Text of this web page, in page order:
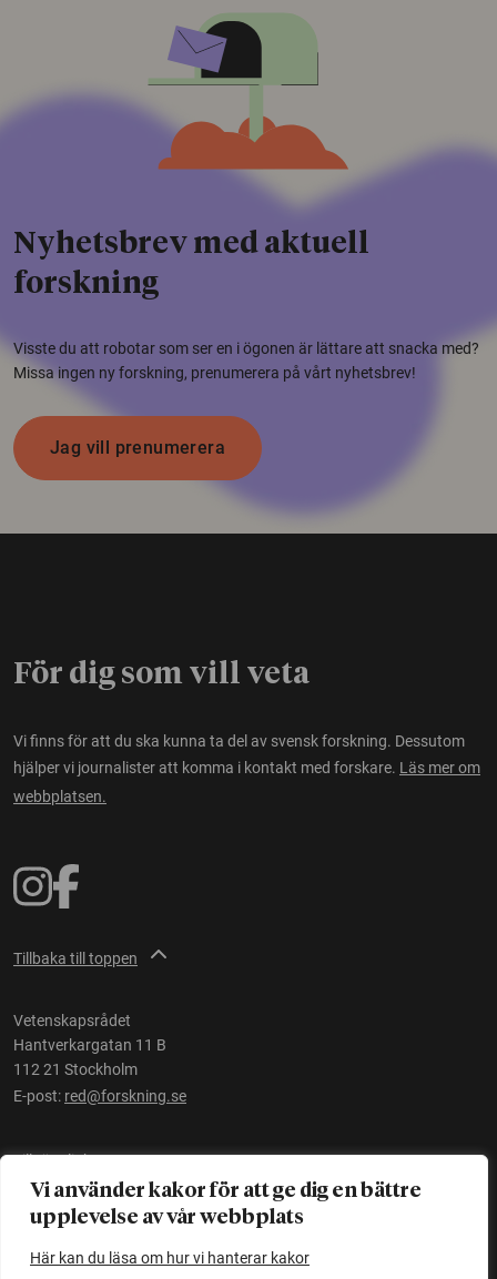
Vi använder kakor för att ge dig en bättre
upplevelse av vår webbplats
Här kan du läsa om hur vi hanterar kakor
Nyhetsbrev med aktuell
forskning
Visste du att robotar som ser en i ögonen är lättare att snacka med?
Missa ingen ny forskning, prenumerera på vårt nyhetsbrev!
Jag vill prenumerera
För dig som vill veta
Vi finns för att du ska kunna ta del av svensk forskning. Dessutom
hjälper vi journalister att komma i kontakt med forskare. Läs mer om
webbplatsen.
Tillbaka till toppen
Vetenskapsrådet
Hantverkargatan 11 B
112 21 Stockholm
E-post: red@forskning.se
Tillgänglighet
Ett initiativ avVetenskapsrådet